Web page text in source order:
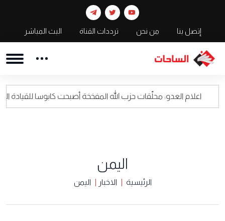
إتصل بنا من نحن ترددات القناة البث المباشر
محلّقات حزب الله المفخخة أصبحت كابوسا للقيادة العسكرية
اليمن
الرئيسية الاخبار اليمن